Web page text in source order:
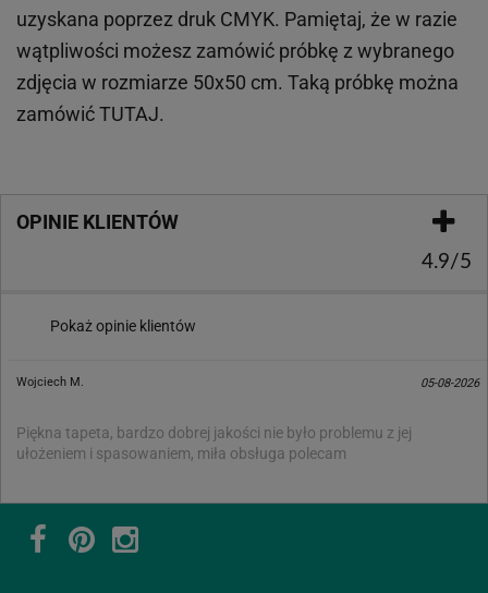
uzyskana poprzez druk CMYK. Pamiętaj, że w razie
wątpliwości możesz zamówić próbkę z wybranego
zdjęcia w rozmiarze 50x50 cm. Taką próbkę można
zamówićTUTAJ.
OPINIE KLIENTÓW
4.9/5
Pokaż opinie klientów
Wojciech M. 05-08-2026
Piękna tapeta, bardzo dobrej jakości nie było problemu z jej
ułożeniem i spasowaniem, miła obsługa polecam